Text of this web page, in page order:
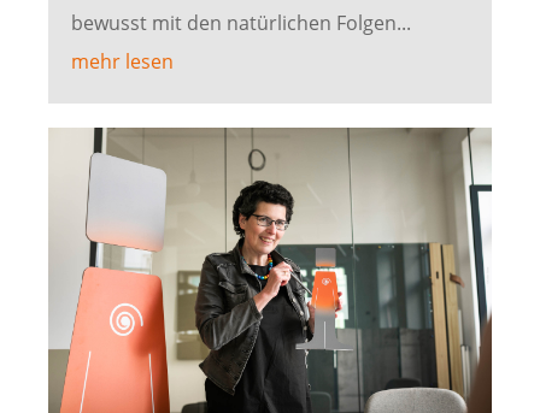
bewusst mit den natürlichen Folgen...
mehr lesen